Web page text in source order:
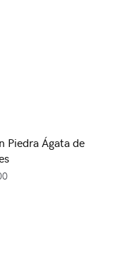
Piedra Ágata de